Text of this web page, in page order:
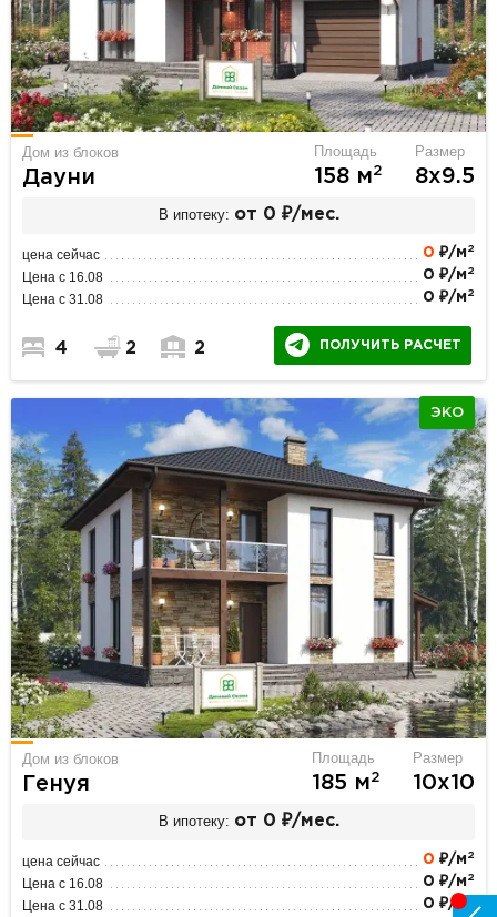
Дом из блоков
Дауни
Площадь
158 м2
Размер
8х9.5
В ипотеку: от 0 ₽/мес.
цена сейчас 0 ₽/м 2
Цена с 16.08 0 ₽/м 2
Цена с 31.08 0 ₽/м 2
4 2 2 ПОЛУЧИТЬ РАСЧЕТ
ЭКО
Дом из блоков
Генуя
Площадь
185 м2
Размер
10х10
В ипотеку: от 0 ₽/мес.
цена сейчас 0 ₽/м 2
Цена с 16.08 0 ₽/м 2
Цена с 31.08 0 ₽/м2